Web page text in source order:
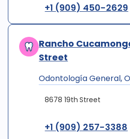
+1 (909) 450-2629
Rancho
Street
Odontología General,
8678 19th Street
+1 (909) 257-3388